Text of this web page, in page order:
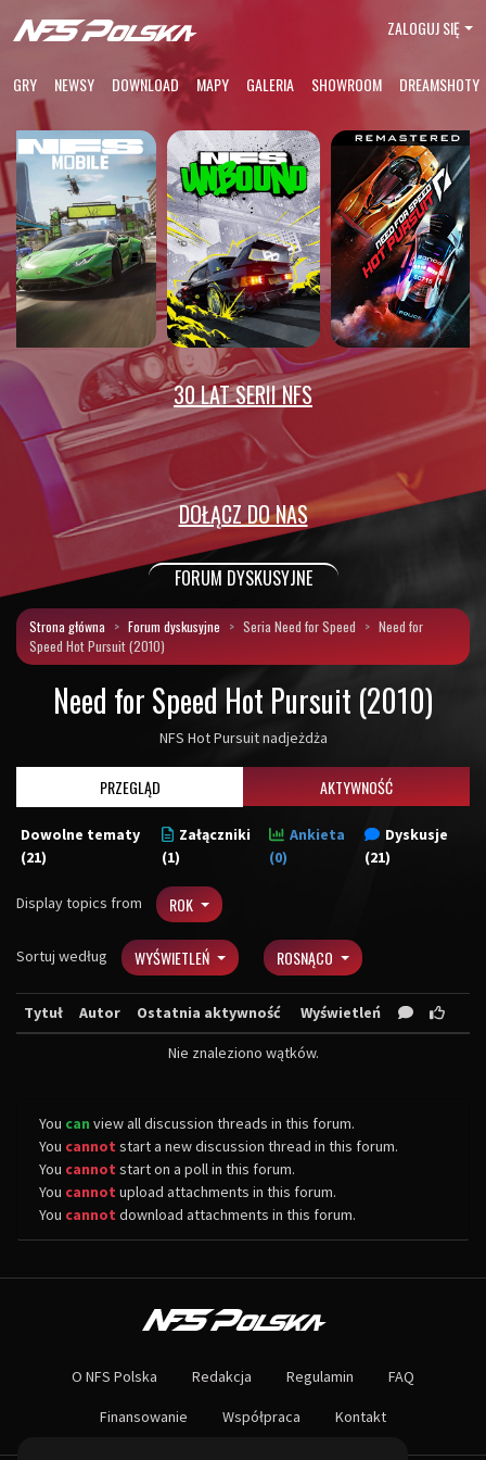
GRY NEWSY DOWNLOAD MAPY GALERIA SHOWROOM DREAMSHOTY
ZALOGUJ SIĘ
30 LAT SERII NFS
DOŁĄCZ DO NAS
FORUM DYSKUSYJNE
Strona główna Forum dyskusyjne Seria Need for Speed
Need for
Speed Hot Pursuit (2010)
Need for Speed Hot Pursuit (2010)
NFS Hot Pursuit nadjeżdża
PRZEGLĄD AKTYWNOŚĆ
Dowolne tematy
(21)
Załączniki
(1)
Ankieta
(0)
Dyskusje
(21)
Display topics from ROK
Sortuj według WYŚWIETLEŃ ROSNĄCO
Tytuł Autor Ostatnia aktywność Wyświetleń
Nie znaleziono wątków.
You can view all discussion threads in this forum.
You cannot start a new discussion thread in this forum.
You cannot start on a poll in this forum.
You cannot upload attachments in this forum.
You cannot download attachments in this forum.
Największa społeczność Need for Speed w Polsce! Znajdziesz u nas
Nie czekaj dłużej - wstąp do naszej społeczności! Czekamy na ciebie!
O NFS Polska Redakcja Regulamin FAQ
Finansowanie Współpraca Kontakt